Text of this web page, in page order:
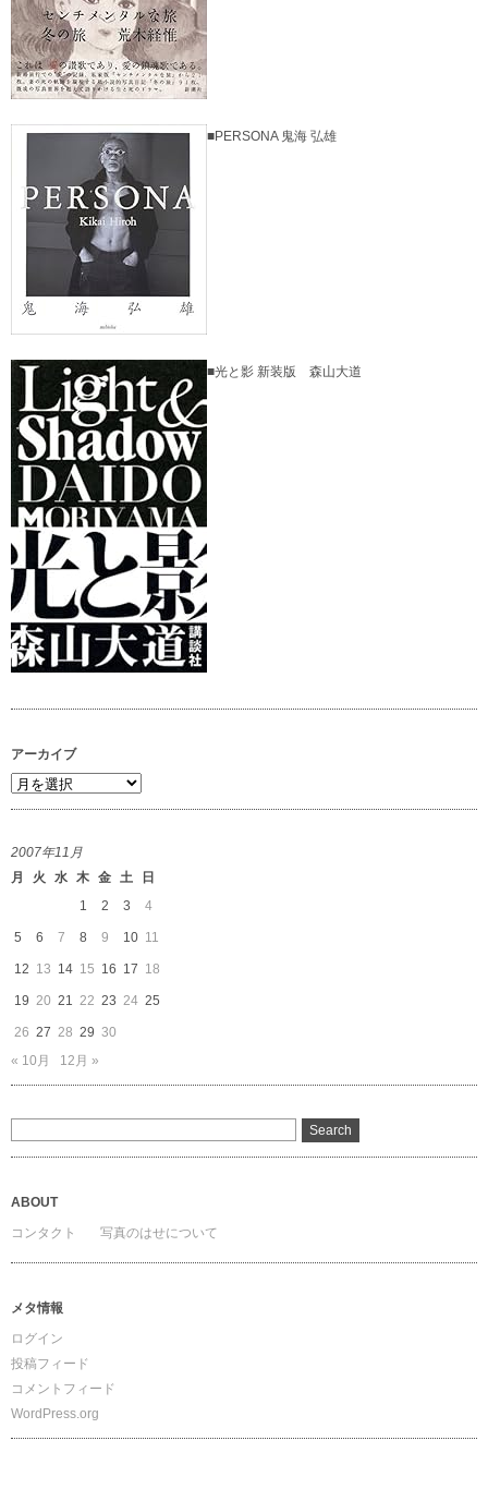
■PERSONA 鬼海 弘雄
■光と影 新装版 森山大道
アーカイブ
ア
ー
イ
ブ
2007年11月
月
火 水 木 金 土
日
1
2 3 4
5 6 7 8 9 10 11
12 13 14 15 16 17 18
19 20 21 22 23 24 25
26 27 28 29 30
« 10月
12月 »
ABOUT
コンタクト
写真のはせについて
メタ情報
ログイン
投稿フィード
コメントフィード
WordPress.org